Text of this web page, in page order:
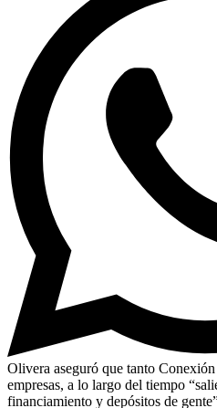
Olivera aseguró que tanto
empresas, a lo largo del tiempo
financiamiento y depósitos de